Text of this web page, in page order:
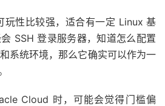
玩性比较强，适合有一定 Linux 基
SSH 登录服务器，知道怎么配置
系统环境，那么它确实可以作为一
Cloud 时，可能会觉得门槛偏